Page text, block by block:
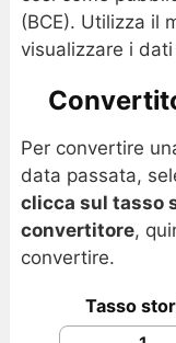
(BCE). Utilizza il
visualizzare i
Per convertire
data passata,
clicca sul tasso
convertitore,
convertire.
Tasso